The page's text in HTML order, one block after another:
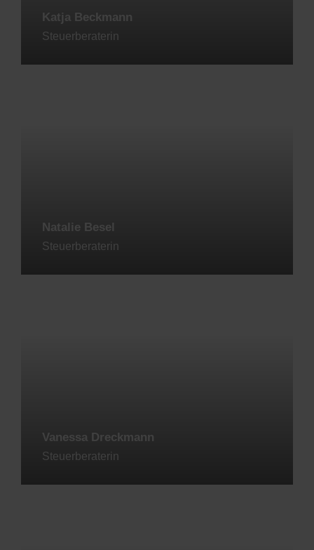
Katja Beckmann
Steuerberaterin
Jetzt kontaktieren
Natalie Besel
Steuerberaterin
Jetzt kontaktieren
Vanessa Dreckmann
Steuerberaterin
Jetzt kontaktieren